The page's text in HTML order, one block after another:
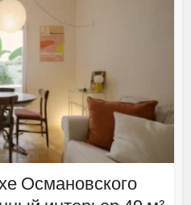
Османовского